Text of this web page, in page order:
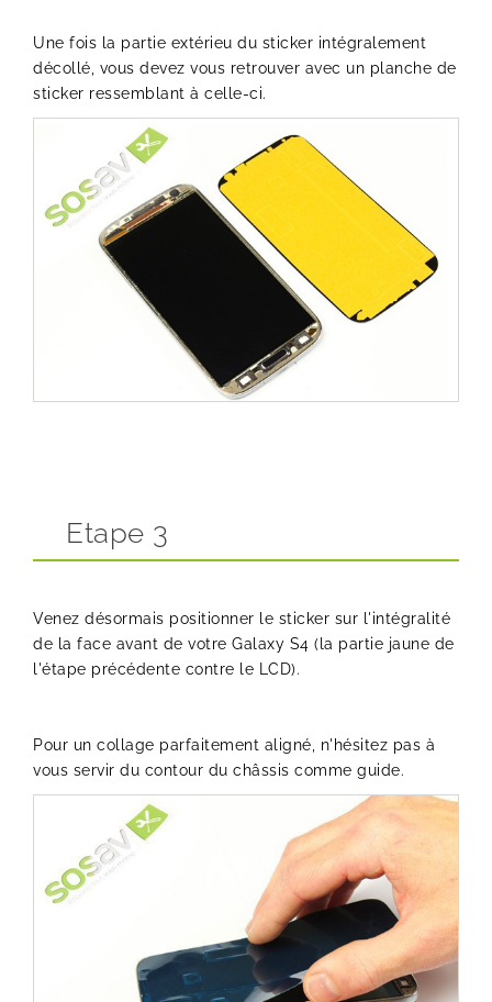
Une fois la partie extérieu du sticker intégralement
décollé, vous devez vous retrouver avec un planche de
sticker ressemblant à celle-ci.
Etape 3
Venez désormais positionner le sticker sur l'intégralité
de la face avant de votre Galaxy S4 (la partie jaune de
l'étape précédente contre le LCD).
Pour un collage parfaitement aligné, n'hésitez pas à
vous servir du contour du châssis comme guide.